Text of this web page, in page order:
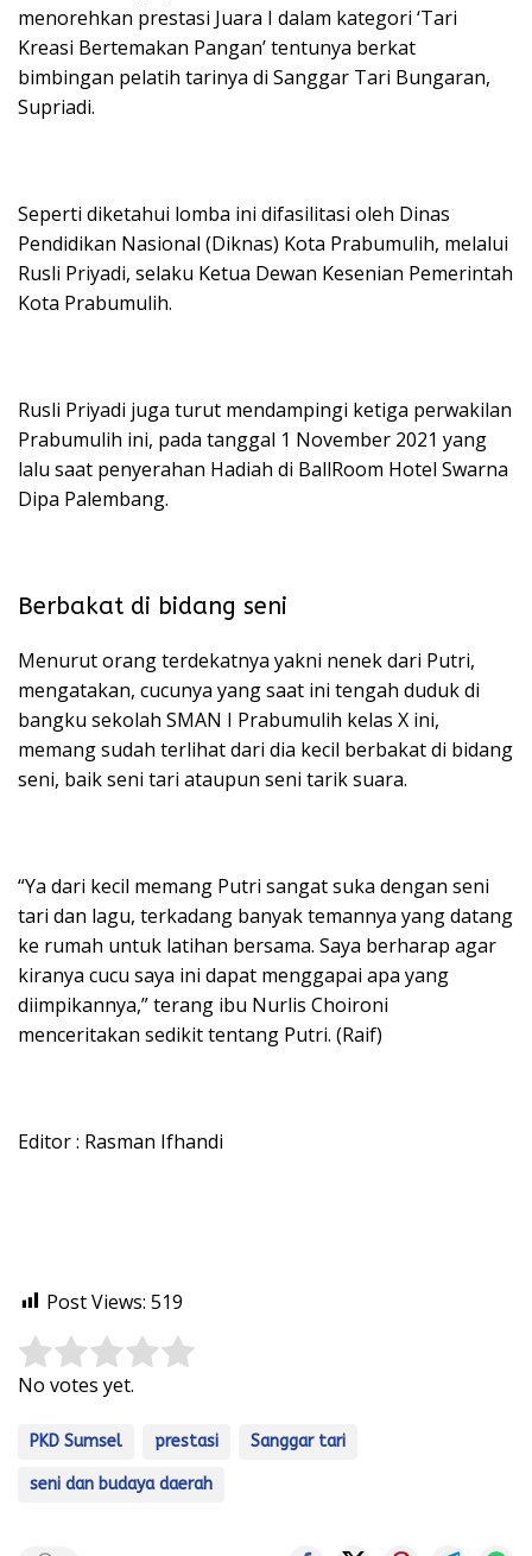
menorehkan prestasi Juara I dalam kategori ‘Tari
Kreasi Bertemakan Pangan’ tentunya berkat
bimbingan pelatih tarinya di Sanggar Tari Bungaran,
Supriadi.
Seperti diketahui lomba ini difasilitasi oleh Dinas
Pendidikan Nasional (Diknas) Kota Prabumulih, melalui
Rusli Priyadi, selaku Ketua Dewan Kesenian Pemerintah
Kota Prabumulih.
Rusli Priyadi juga turut mendampingi ketiga perwakilan
Prabumulih ini, pada tanggal 1 November 2021 yang
lalu saat penyerahan Hadiah di BallRoom Hotel Swarna
Dipa Palembang.
Berbakat di bidang seni
Menurut orang terdekatnya yakni nenek dari Putri,
mengatakan, cucunya yang saat ini tengah duduk di
bangku sekolah SMAN I Prabumulih kelas X ini,
memang sudah terlihat dari dia kecil berbakat di bidang
seni, baik seni tari ataupun seni tarik suara.
“Ya dari kecil memang Putri sangat suka dengan seni
tari dan lagu, terkadang banyak temannya yang datang
ke rumah untuk latihan bersama. Saya berharap agar
kiranya cucu saya ini dapat menggapai apa yang
diimpikannya,” terang ibu Nurlis Choironi
menceritakan sedikit tentang Putri. (Raif)
Editor : Rasman Ifhandi
Post Views: 519
Rate this item:
No votes yet.
PKD Sumsel prestasi Sanggar tari
seni dan budaya daerah